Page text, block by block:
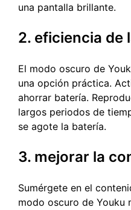
una pantalla brillante.
2. eficiencia de
El modo oscuro de
una opción práctica.
ahorrar batería.
largos periodos de
se agote la batería.
3. mejorar la
Sumérgete en el
modo oscuro de Youku